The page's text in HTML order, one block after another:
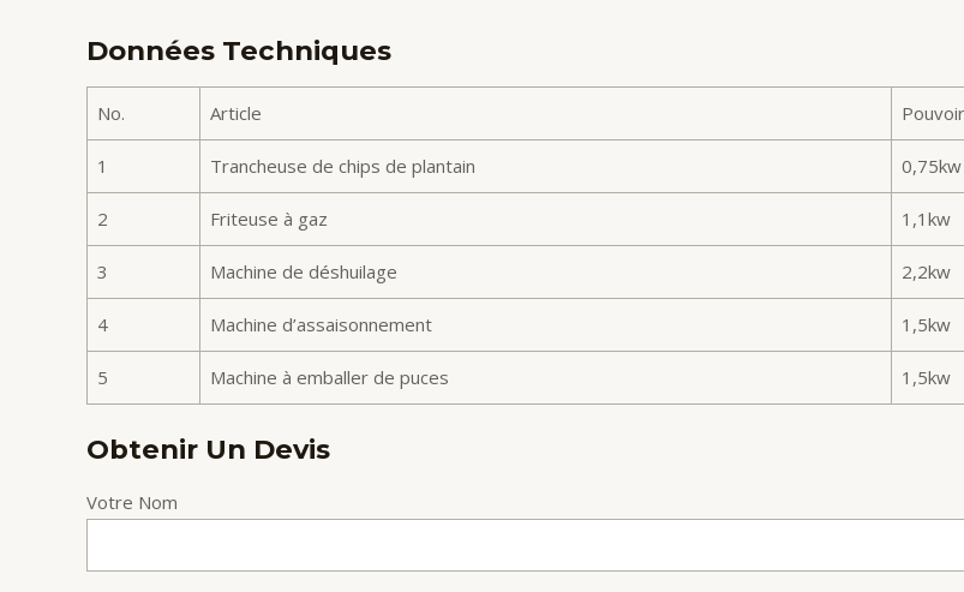
Données Techniques
No. Article Pouvoir
1 Trancheuse de chips de plantain 0,75kw
2 Friteuse à gaz 1,1kw
3 Machine de déshuilage 2,2kw
4 Machine d’assaisonnement 1,5kw
5 Machine à emballer de puces 1,5kw
Obtenir Un Devis
Votre Nom